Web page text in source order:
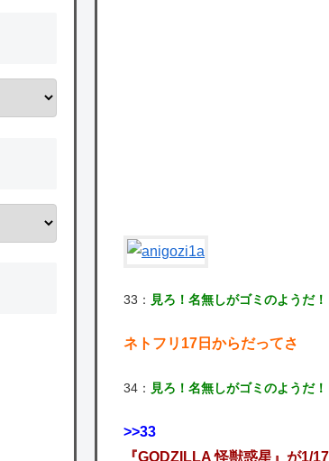
別課題消化時は別として
33： 見ろ！名無しがゴミのようだ！
ネトフリ17日からだってさ
34： 見ろ！名無しがゴミのようだ！
>>33
『GODZILLA 怪獣惑星』が1/